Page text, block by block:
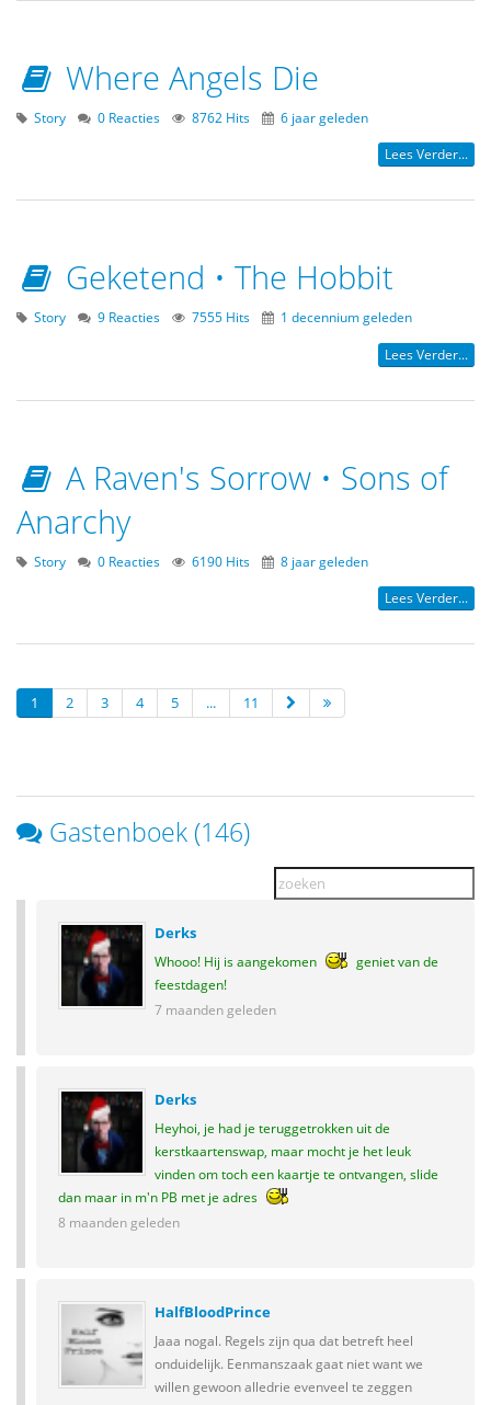
Where Angels Die
Story 0 Reacties 8762 Hits 6 jaar geleden
Lees Verder...
Geketend • The Hobbit
Story 9 Reacties 7555 Hits 1 decennium geleden
Lees Verder...
A Raven's Sorrow • Sons of
Anarchy
Story 0 Reacties 6190 Hits 8 jaar geleden
Lees Verder...
1 2 3 4 5 ... 11
Gastenboek (146)
Derks
Whooo! Hij is aangekomen
geniet van de
feestdagen!
7 maanden geleden
Derks
Heyhoi, je had je teruggetrokken uit de
kerstkaartenswap, maar mocht je het leuk
vinden om toch een kaartje te ontvangen, slide
dan maar in m'n PB met je adres
8 maanden geleden
HalfBloodPrince
Jaaa nogal. Regels zijn qua dat betreft heel
onduidelijk. Eenmanszaak gaat niet want we
willen gewoon alledrie evenveel te zeggen